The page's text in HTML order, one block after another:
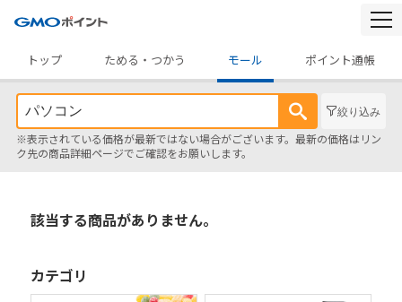
トップ
ためる・つかう モール ポイント通帳
絞り込み
※表示されている価格が最新ではない場合がございます。最新の価格はリン
ク先の商品詳細ページでご確認をお願いします。
該当する商品がありません。
カテゴリ